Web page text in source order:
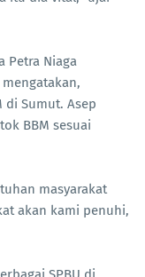
Petra Niaga
di Sumut. Asep
BBM sesuai
masyarakat
akan kami penuhi,